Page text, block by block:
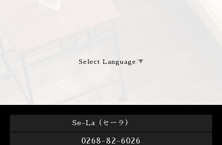
Select Language ▼
Se-La（セーラ）
0268-82-6026